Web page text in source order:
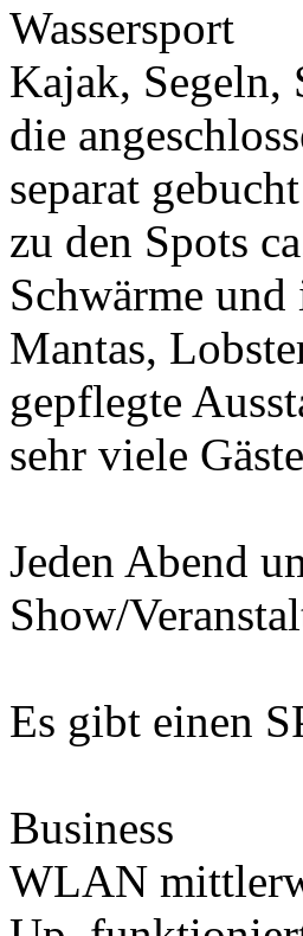
Wassersport
Kajak, Segeln,
die
separat
zu den Spots
Schwärme
Mantas,
gepflegte
sehr viele
Jeden Abend
Show/
Es gibt einen
Business
WLAN